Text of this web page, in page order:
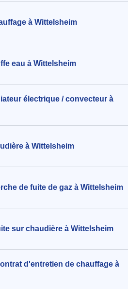
à Wittelsheim
eau à Wittelsheim
électrique / convecteur à
à Wittelsheim
de fuite de gaz à Wittelsheim
sur chaudière à Wittelsheim
d'entretien de chauffage à